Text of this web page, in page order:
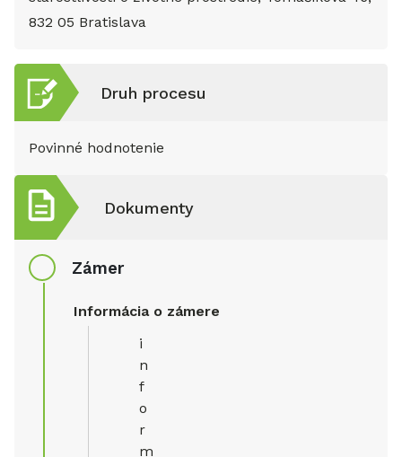
832 05 Bratislava
Druh procesu
Povinné hodnotenie
Dokumenty
Zámer
Informácia o zámere
i
n
f
o
r
m